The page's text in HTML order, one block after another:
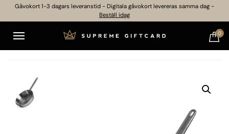
Gåvokort 1-3 dagars leveranstid - Digitala gåvokort levereras samma dag -
Beställ idag
0